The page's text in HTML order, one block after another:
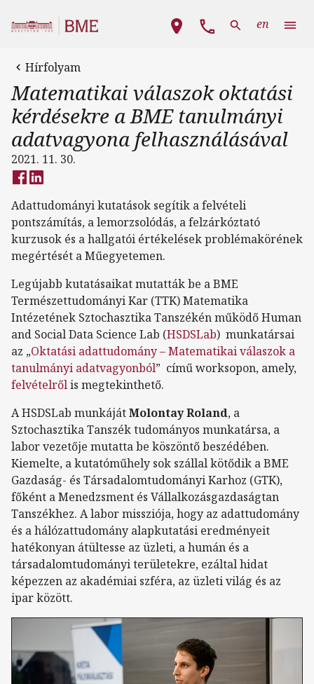
Fő navigáció
en
Hírfolyam
Matematikai válaszok oktatási
kérdésekre a BME tanulmányi
adatvagyona felhasználásával
2021. 11. 30.
Adattudományi kutatások segítik a felvételi
pontszámítás, a lemorzsolódás, a felzárkóztató
kurzusok és a hallgatói értékelések problémakörének
megértését a Műegyetemen.
Legújabb kutatásaikat mutatták be a BME
Természettudományi Kar (TTK) Matematika
Intézetének Sztochasztika Tanszékén működő Human
and Social Data Science Lab (HSDSLab) munkatársai
az „Oktatási adattudomány – Matematikai válaszok a
tanulmányi adatvagyonból” című worksopon, amely,
felvételrőlis megtekinthető.
A HSDSLab munkájátMolontay Roland, a
Sztochasztika Tanszék tudományos munkatársa, a
labor vezetője mutatta be köszöntő beszédében.
Kiemelte, a kutatóműhely sok szállal kötődik a BME
Gazdaság- és Társadalomtudományi Karhoz (GTK),
főként a Menedzsment és Vállalkozásgazdaságtan
Tanszékhez. A labor missziója, hogy az adattudomány
és a hálózattudomány alapkutatási eredményeit
hatékonyan átültesse az üzleti, a humán és a
társadalomtudományi területekre, ezáltal hidat
képezzen az akadémiai szféra, az üzleti világ és az
ipar között.